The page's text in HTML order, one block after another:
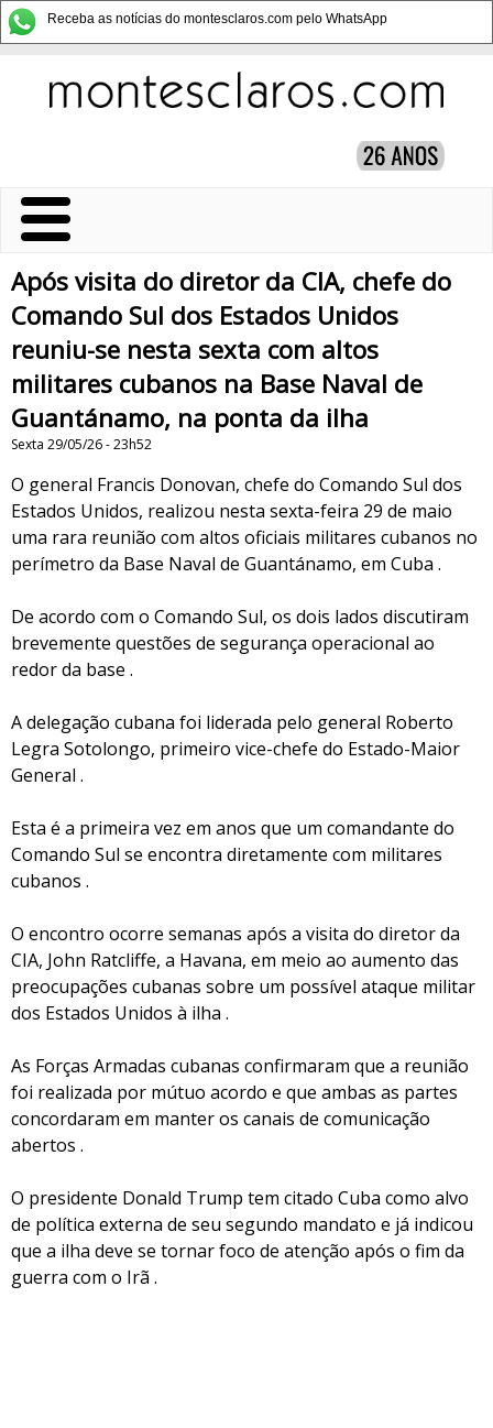
Receba as notícias do montesclaros.com pelo WhatsApp
Após visita do diretor da CIA, chefe do
Comando Sul dos Estados Unidos
reuniu-se nesta sexta com altos
militares cubanos na Base Naval de
Guantánamo, na ponta da ilha
Sexta 29/05/26 - 23h52
O general Francis Donovan, chefe do Comando Sul dos
Estados Unidos, realizou nesta sexta-feira 29 de maio
uma rara reunião com altos oficiais militares cubanos no
perímetro da Base Naval de Guantánamo, em Cuba .
De acordo com o Comando Sul, os dois lados discutiram
brevemente questões de segurança operacional ao
redor da base .
A delegação cubana foi liderada pelo general Roberto
Legra Sotolongo, primeiro vice-chefe do Estado-Maior
General .
Esta é a primeira vez em anos que um comandante do
Comando Sul se encontra diretamente com militares
cubanos .
O encontro ocorre semanas após a visita do diretor da
CIA, John Ratcliffe, a Havana, em meio ao aumento das
preocupações cubanas sobre um possível ataque militar
dos Estados Unidos à ilha .
As Forças Armadas cubanas confirmaram que a reunião
foi realizada por mútuo acordo e que ambas as partes
concordaram em manter os canais de comunicação
abertos .
O presidente Donald Trump tem citado Cuba como alvo
de política externa de seu segundo mandato e já indicou
que a ilha deve se tornar foco de atenção após o fim da
guerra com o Irã .